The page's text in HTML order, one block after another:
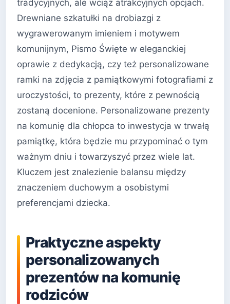
tradycyjnych, ale wciąż atrakcyjnych opcjach.
Drewniane szkatułki na drobiazgi z
wygrawerowanym imieniem i motywem
komunijnym, Pismo Święte w eleganckiej
oprawie z dedykacją, czy też personalizowane
ramki na zdjęcia z pamiątkowymi fotografiami z
uroczystości, to prezenty, które z pewnością
zostaną docenione. Personalizowane prezenty
na komunię dla chłopca to inwestycja w trwałą
pamiątkę, która będzie mu przypominać o tym
ważnym dniu i towarzyszyć przez wiele lat.
Kluczem jest znalezienie balansu między
znaczeniem duchowym a osobistymi
preferencjami dziecka.
Praktyczne aspekty
personalizowanych
prezentów na komunię
rodziców